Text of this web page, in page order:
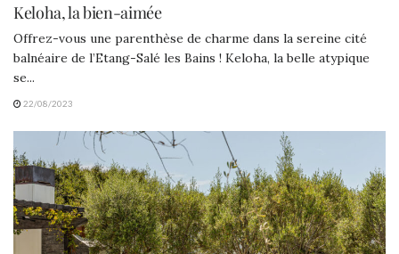
Keloha, la bien-aimée
Offrez-vous une parenthèse de charme dans la sereine cité
balnéaire de l’Etang-Salé les Bains ! Keloha, la belle atypique
se...
22/08/2023